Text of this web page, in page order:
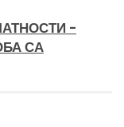
-
СА